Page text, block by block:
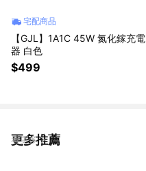
宅配商品
【GJL】1A1C 45W 氮化鎵充電
器 白色
$499
更多推薦
看更多